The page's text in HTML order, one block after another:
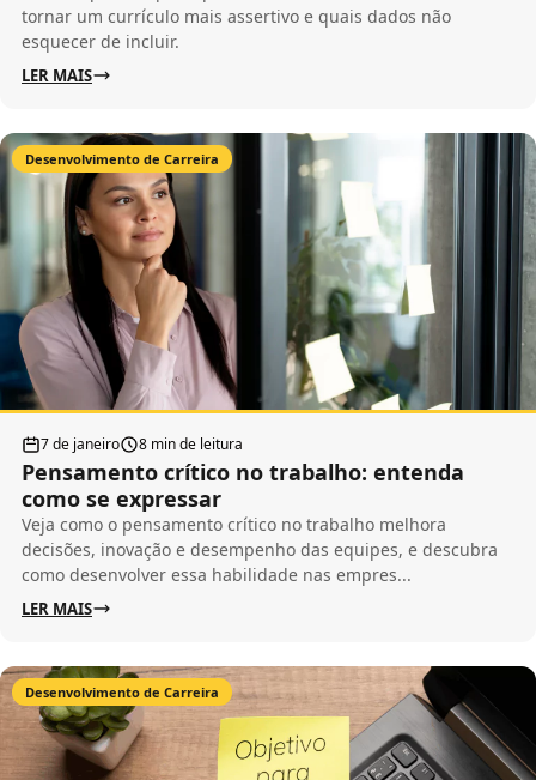
tornar um currículo mais assertivo e quais dados não
esquecer de incluir.
LER MAIS
Desenvolvimento de Carreira
7 de janeiro 8 min de leitura
Pensamento crítico no trabalho: entenda
como se expressar
Veja como o pensamento crítico no trabalho melhora
decisões, inovação e desempenho das equipes, e descubra
como desenvolver essa habilidade nas empres...
LER MAIS
Desenvolvimento de Carreira